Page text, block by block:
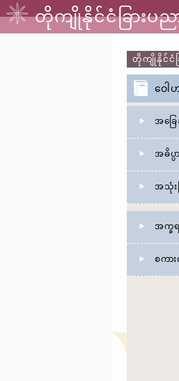
တိုကျိုနိုင်ငံခြားပ
တိုကျိုနိုင်ငံခ
ဝေါ
အခြ
အဓိပ္
အသုံး
အက္ခရ
စကား